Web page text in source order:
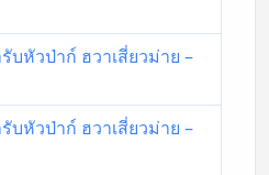
บหัวป่าก์ ฮวาเสี่ยวม่าย –
บหัวป่าก์ ฮวาเสี่ยวม่าย –